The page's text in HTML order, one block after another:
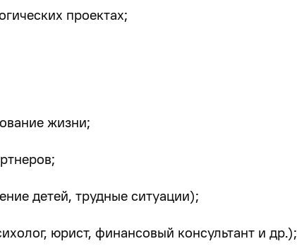
проектах;
жизни;
детей, трудные ситуации);
юрист, финансовый консультант и др.);